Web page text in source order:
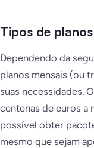
Tipos de
Dependendo da
planos mensais (ou
suas necessidades.
centenas de euros a
possível obter
mesmo que sejam